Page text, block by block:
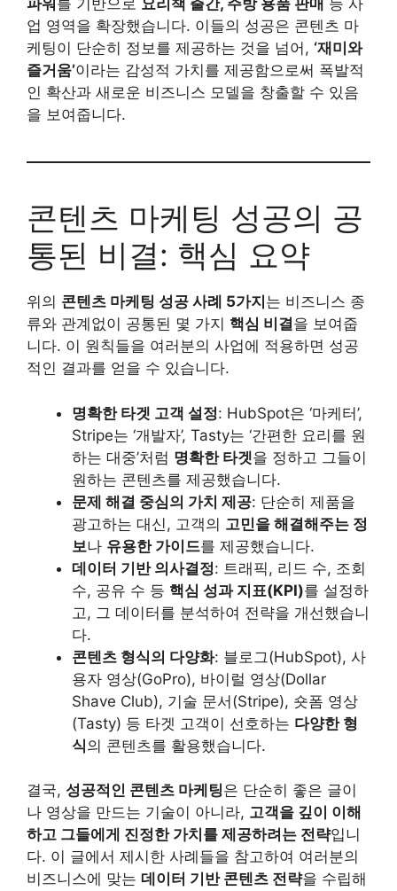
파워 를 기반으로 요리책 출간, 주방 용품 판매 등 사
업 영역을 확장했습니다. 이들의 성공은 콘텐츠 마
케팅이 단순히 정보를 제공하는 것을 넘어, ‘재미와
즐거움’이라는 감성적 가치를 제공함으로써 폭발적
인 확산과 새로운 비즈니스 모델을 창출할 수 있음
을 보여줍니다.
콘텐츠 마케팅 성공의 공
통된 비결: 핵심 요약
위의 콘텐츠 마케팅 성공 사례 5가지 는 비즈니스 종
류와 관계없이 공통된 몇 가지 핵심 비결을 보여줍
니다. 이 원칙들을 여러분의 사업에 적용하면 성공
적인 결과를 얻을 수 있습니다.
명확한 타겟 고객 설정: HubSpot은 ‘마케터’,
Stripe는 ‘개발자’, Tasty는 ‘간편한 요리를 원
하는 대중’처럼 명확한 타겟을 정하고 그들이
원하는 콘텐츠를 제공했습니다.
문제 해결 중심의 가치 제공: 단순히 제품을
광고하는 대신, 고객의 고민을 해결해주는 정
보나 유용한 가이드를 제공했습니다.
데이터 기반 의사결정: 트래픽, 리드 수, 조회
수, 공유 수 등 핵심 성과 지표(KPI)를 설정하
고, 그 데이터를 분석하여 전략을 개선했습니
다.
콘텐츠 형식의 다양화: 블로그(HubSpot), 사
용자 영상(GoPro), 바이럴 영상(Dollar
Shave Club), 기술 문서(Stripe), 숏폼 영상
(Tasty) 등 타겟 고객이 선호하는 다양한 형
식의 콘텐츠를 활용했습니다.
결국, 성공적인 콘텐츠 마케팅은 단순히 좋은 글이
나 영상을 만드는 기술이 아니라, 고객을 깊이 이해
하고 그들에게 진정한 가치를 제공하려는 전략입니
다. 이 글에서 제시한 사례들을 참고하여 여러분의
비즈니스에 맞는 데이터 기반 콘텐츠 전략을 수립해